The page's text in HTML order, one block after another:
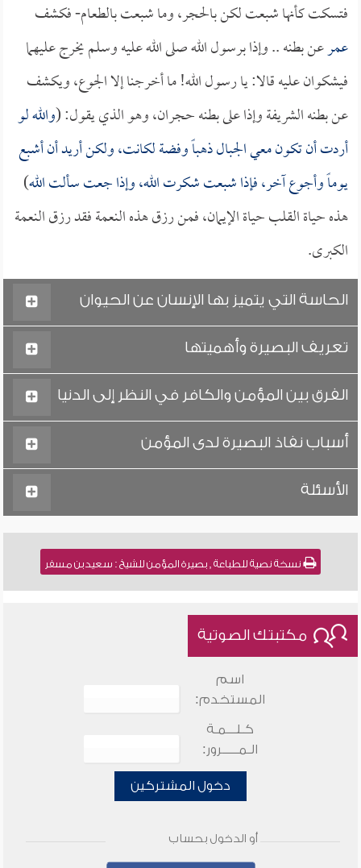
فتسكت كأنها شبعت لكن بالحجر، وما شبعت بالطعام- فكشف
عمرعن بطنه .. وإذا برسول الله صلى الله عليه وسلم يخرج عليهما
فيشكوان عليه قالا: يا رسول الله! ما أخرجنا إلا الجوع، ويكشف
عن بطنه الشريفة وإذا على بطنه حجران، وهو الذي يقول: (والله لو
أردت أن تكون معي الجبال ذهباً وفضة لكانت، ولكن أريد أن أشبع
يوماً وأجوع آخر، فإذا شبعت شكرت الله، وإذا جعت سألت الله)
هذه حياة القلب حياة الإيمان، فمن رزق هذه النعمة فقد رزق النعمة
الكبرى.
الحاسة التي يتميز بها الإنسان عن الحيوان
تعريف البصيرة وأهميتها
الفرق بين المؤمن والكافر في النظر إلى الدنيا
أسباب نفاذ البصيرة لدى المؤمن
الأسئلة
نسخة نصية للطباعة , بصيرة المؤمن للشيخ : سعيد بن مسفر
مكتبتك الصوتية
اسم
المستخدم:
كـلـــمـة
الـمـــــرور:
دخول المشتركين
أو الدخول بحساب